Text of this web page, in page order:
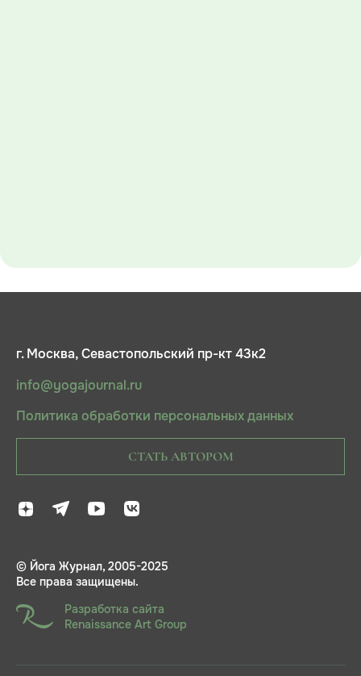
г. Москва, Севастопольский пр-кт 43к2
info@yogajournal.ru
Политика обработки персональных данных
СТАТЬ АВТОРОМ
© Йога Журнал, 2005-2025
Все права защищены.
Разработка сайта
Renaissance Art Group